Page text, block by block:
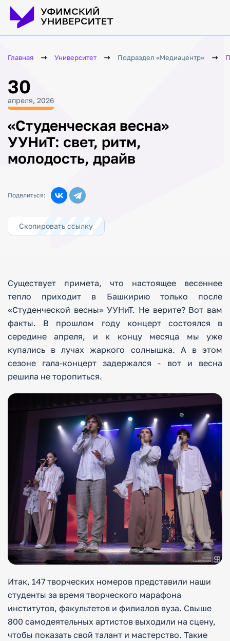
Главная Университет Подраздел «Медиацентр»
30
апреля, 2026
«Студенческая весна»
УУНиТ: свет, ритм,
молодость, драйв
Поделиться:
Скопировать ссылку
Существует примета, что настоящее весеннее
тепло приходит в Башкирию только после
«Студенческой весны» УУНиТ. Не верите? Вот вам
факты. В прошлом году концерт состоялся в
середине апреля, и к концу месяца мы уже
купались в лучах жаркого солнышка. А в этом
сезоне гала-концерт задержался - вот и весна
решила не торопиться.
Итак, 147 творческих номеров представили наши
студенты за время творческого марафона
институтов, факультетов и филиалов вуза. Свыше
800 самодеятельных артистов выходили на сцену,
чтобы показать свой талант и мастерство. Такие